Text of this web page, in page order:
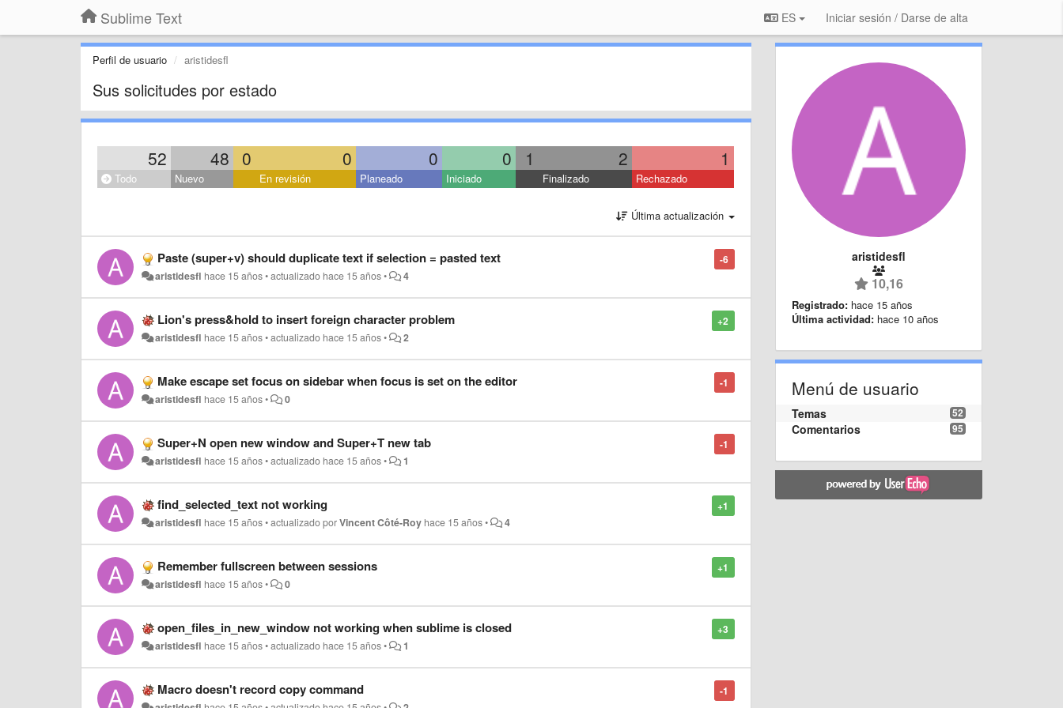
Sublime Text ES Iniciar sesión / Darse de alta
Perfil de usuario aristidesfl
Sus solicitudes por estado
52 48 0 0 0 0 1 2 1
Todo Nuevo En revisión Planeado Iniciado Finalizado Rechazado
Última actualización
-6
Paste (super+v) should duplicate text if selection = pasted text
aristidesfl hace 15 años•actualizado hace 15 años• 4
+2
Lion's press&hold to insert foreign character problem
aristidesfl hace 15 años•actualizado hace 15 años• 2
-1
Make escape set focus on sidebar when focus is set on the editor
aristidesfl hace 15 años• 0
-1
Super+N open new window and Super+T new tab
aristidesfl hace 15 años•actualizado hace 15 años• 1
+1
find_selected_text not working
aristidesfl hace 15 años•actualizado porVincent Côté-Roy hace 15 años• 4
+1
Remember fullscreen between sessions
aristidesfl hace 15 años• 0
+3
open_files_in_new_window not working when sublime is closed
aristidesfl hace 15 años•actualizado hace 15 años• 1
-1
Macro doesn't record copy command
aristidesfl
10,16
Registrado: hace 15 años
Última actividad: hace 10 años
Menú de usuario
52
Temas
95
Comentarios